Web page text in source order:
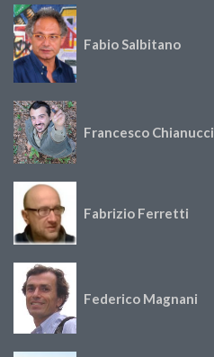
Fabio Salbitano
Francesco Chianucci
Fabrizio Ferretti
Federico Magnani